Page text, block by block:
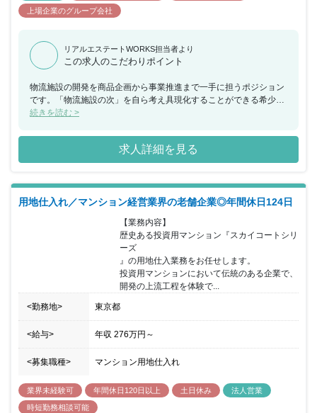
上場企業のグループ会社
リアルエステートWORKS担当者より
この求人のこだわりポイント
物流施設の開発を商品企画から事業推進まで一手に担うポジション
です。「物流施設の次」を自ら考え具現化することができる希少な
業務に携わることができます。不動産開発、不動産投資および物件
知識・経験は必須ではありません。次のステップに進みたいとお考
えの方にとっては機会となるポジションです。 入社直後は、既存プ
ロジェクトに参加し、仕事の流れや物件について理解を深めて頂き
署と連携しながら仕事を進めて頂きます。
続きを読む >
求人詳細を見る
用地仕入れ／マンション経営業界の老舗企業◎年間休日124日
【業務内容】
歴史ある投資用マンション『スカイコートシリ
ーズ
』の用地仕入業務をお任せします。
投資用マンションにおいて伝統のある企業で、
開発の上流工程を体験で...
<勤務地> 東京都
<給与> 年収 276万円 ～
<募集職種> マンション用地仕入れ
業界未経験可 年間休日120日以上 土日休み
法人営業
時短勤務相談可能